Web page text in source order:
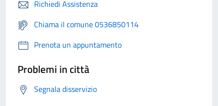
Richiedi Assistenza
Chiama il comune 0536850114
Prenota un appuntamento
Problemi in città
Segnala disservizio